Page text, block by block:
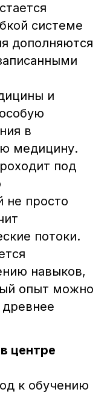
системе
дополняются
и
в
медицину.
под
не просто
потоки.
навыков,
опыт можно
центре
к обучению